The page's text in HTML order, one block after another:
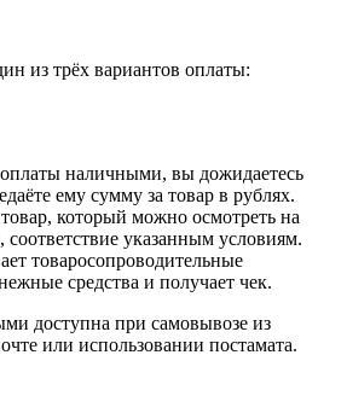
из трёх вариантов оплаты:
наличными, вы дожидаетесь
ему сумму за товар в рублях.
который можно осмотреть на
указанным условиям.
товаросопроводительные
средства и получает чек.
доступна при самовывозе из
или использовании постамата.